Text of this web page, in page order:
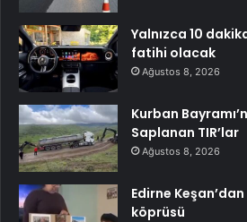
Yalnızca 10
fatihi olacak
Ağustos 8, 2026
Kurban
Saplanan TIR’lar
Ağustos 8, 2026
Edirne Keşan’dan
köprüsü